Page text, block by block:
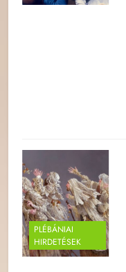
PLÉBÁNIAI
HIRDETÉSEK